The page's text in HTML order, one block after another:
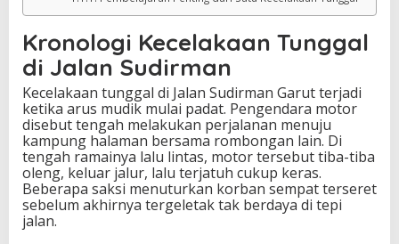
Kronologi Kecelakaan Tunggal
di Jalan Sudirman
Kecelakaan tunggal di Jalan Sudirman Garut terjadi
ketika arus mudik mulai padat. Pengendara motor
disebut tengah melakukan perjalanan menuju
kampung halaman bersama rombongan lain. Di
tengah ramainya lalu lintas, motor tersebut tiba-tiba
oleng, keluar jalur, lalu terjatuh cukup keras.
Beberapa saksi menuturkan korban sempat terseret
sebelum akhirnya tergeletak tak berdaya di tepi
jalan.